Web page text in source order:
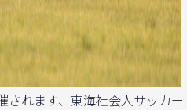
れます、東海社会人サッカ